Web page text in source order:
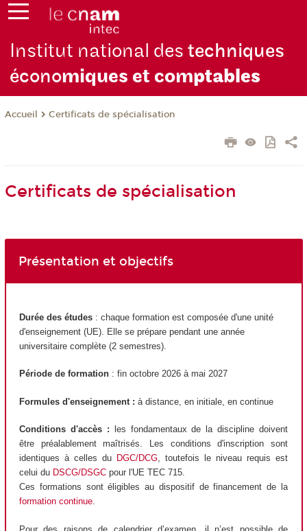
Institut national destechniques
économiques et comptables
Accueil Certificats de spécialisation
Certificats de spécialisation
Présentation et objectifs
Durée des études : chaque formation est composée d'une unité
d'enseignement (UE). Elle se prépare pendant une année
universitaire complète (2 semestres).
Période de formation : fin octobre 2026 à mai 2027
Formules d'enseignement : à distance, en initiale, en continue
Conditions d'accès :
les fondamentaux de la discipline doivent
être préalablement maîtrisés. Les conditions d'inscription sont
identiques à celles du DGC/DCG, toutefois le niveau requis est
celui du DSCG/DSGC pour l'UE TEC 715.
Ces formations sont éligibles au dispositif de financement de la
formation continue.